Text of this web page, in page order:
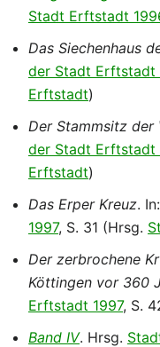
Stadt Erftstadt
Das Siechenhaus
der Stadt Erftstadt
Erftstadt)
Der Stammsitz
der Stadt Erftstadt
Erftstadt)
Das Erper Kreuz. In:
1997, S. 31 (Hrsg.
Der zerbrochene
Köttingen vor 360
Erftstadt 1997, S.
Band IV. Hrsg.